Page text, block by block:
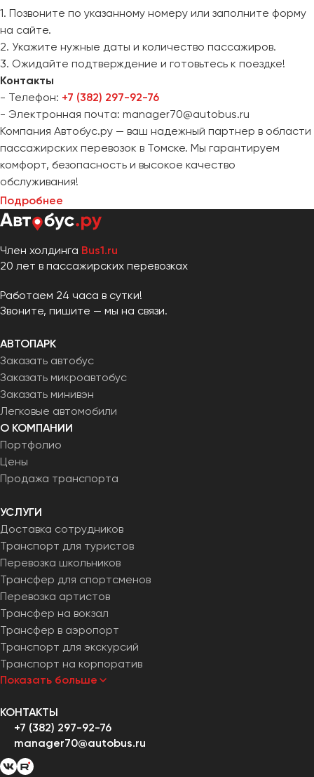
1. Позвоните по указанному номеру или заполните форму
на сайте.
2. Укажите нужные даты и количество пассажиров.
3. Ожидайте подтверждение и готовьтесь к поездке!
Контакты
- Телефон: +7 (382) 297-92-76
- Электронная почта: manager70@autobus.ru
Компания Автобус.ру — ваш надежный партнер в области
пассажирских перевозок в Томске. Мы гарантируем
комфорт, безопасность и высокое качество
обслуживания!
Подробнее
Член холдинга Bus1.ru
20 лет в пассажирских перевозках
Работаем 24 часа в сутки!
Звоните, пишите — мы на связи.
АВТОПАРК
Заказать автобус
Заказать микроавтобус
Заказать минивэн
Легковые автомобили
О КОМПАНИИ
Портфолио
Цены
Продажа транспорта
УСЛУГИ
Доставка сотрудников
Транспорт для туристов
Перевозка школьников
Трансфер для спортсменов
Перевозка артистов
Трансфер на вокзал
Трансфер в аэропорт
Транспорт для экскурсий
Транспорт на корпоратив
Показать больше
КОНТАКТЫ
+7 (382) 297-92-76
manager70@autobus.ru